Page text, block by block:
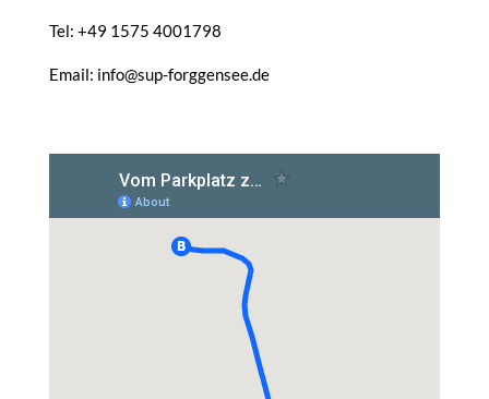
Tel: +49 1575 4001798
Email: info@sup-forggensee.de